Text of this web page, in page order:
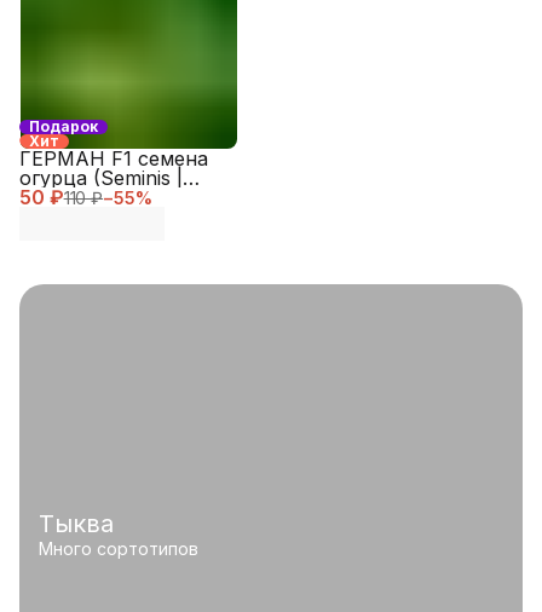
Подарок
Хит
50 ₽110 ₽−55%
ГЕРМАН F1 семена
огурца (Seminis |
Alexagro)
Тыква
Много сортотипов